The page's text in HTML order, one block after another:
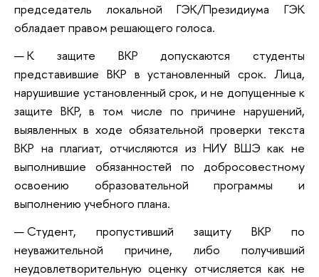
председатель локальной ГЭК/Президиума ГЭК
обладает правом решающего голоса.
К защите ВКР допускаются студенты
представившие ВКР в установленный срок. Лица,
нарушившие установленный срок, и не допущенные к
защите ВКР, в том числе по причине нарушений,
выявленных в ходе обязательной проверки текста
ВКР на плагиат, отчисляются из НИУ ВШЭ как не
выполнившие обязанностей по добросовестному
освоению образовательной программы и
выполнению учебного плана.
Студент, пропустивший защиту ВКР по
неуважительной причине, либо получивший
неудовлетворительную оценку отчисляется как не